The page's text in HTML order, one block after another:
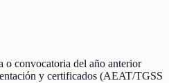
o convocatoria del año anterior
y certificados (AEAT/TGSS